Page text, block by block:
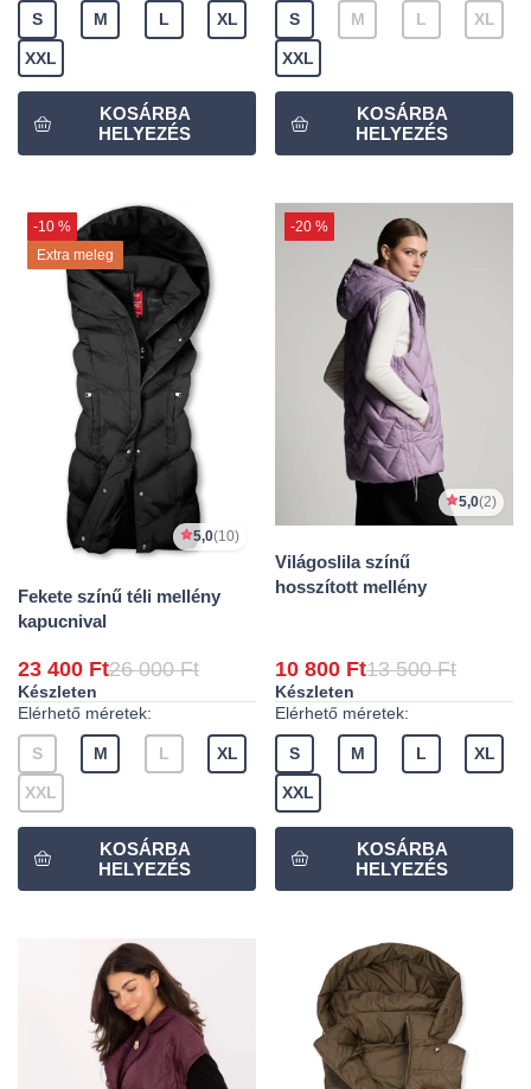
S M L XL
XXL
S M L XL
XXL
-10 %
Extra meleg
5,0(10)
Fekete színű téli mellény
kapucnival
23 400 Ft26 000 Ft
Készleten
Elérhető méretek:
S M L XL
XXL
-20 %
5,0(2)
Világoslila színű
hosszított mellény
10 800 Ft13 500 Ft
Készleten
Elérhető méretek:
S M L XL
XXL